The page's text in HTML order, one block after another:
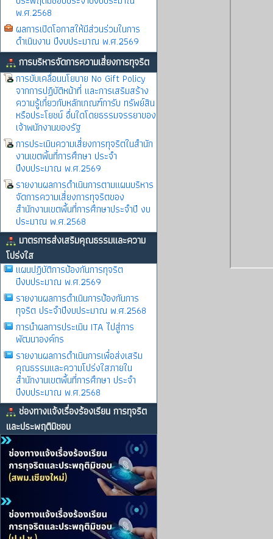
พ.ศ.2568
ผลการเปิดโอกาสให้มีส่วนร่วมในการ
ดำเนินงาน ปีงบประมาณ พ.ศ.2569
การบริหารจัดการความเสี่ยงการทุจริต
การขับเคลื่อนนโยบาย No Gift Policy
จากการปฏิบัติหน้าที่ และการเสริมสร้าง
ความรู้เกี่ยวกับหลักเกณฑ์การับ ทรัพย์สิน
หรือประโยชน์ อื่นใดโดยธรรมจรรยาของ
เจ้าพนักงานของรัฐ
การประเมินความเสี่ยงการทุจริตในสำนัก
งานเขตพิ้นที่การศึกษา ประจำ
ปีงบประมาณ พ.ศ.2569
รายงานผลการดำเนินการตามแผนบริหาร
จัดการความเสี่ยงการทุจริตของ
สำนักงานเขตพื้นที่การศึกษาประจำปี งบ
ประมาณ พ.ศ.2568
มาตรการส่งเสริมคุณธรรมและความ
โปร่งใส
แผนปฏิบัติการป้องกันการทุจริต
ปีงบประมาณ พ.ศ.2569
รายงานผลการดําเนินการป้องกันการ
ทุจริต ประจําปีงบประมาณ พ.ศ.2568
การนำผลการประเมิน ITA ไปสู่การ
พัฒนาองค์กร
รายงานผลการดําเนินการเพื่อส่งเสริม
คุณธรรมและความโปร่งใสภายใน
สำนักงานเขตพื้นที่การศึกษา ประจำ
ปีงบประมาณ พ.ศ.2568
ช่องทางแจ้งเรื่องร้องเรียน การทุจริต
และประพฤติมิชอบ